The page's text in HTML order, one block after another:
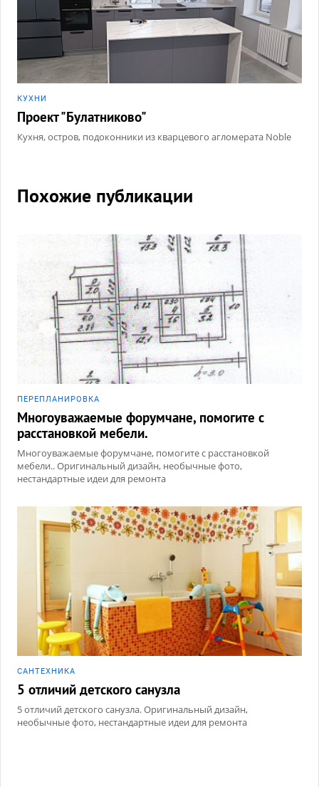
КУХНИ
Проект "Булатниково"
Кухня, остров, подоконники из кварцевого агломерата Noble
Похожие публикации
ПЕРЕПЛАНИРОВКА
Многоуважаемые форумчане, помогите с
расстановкой мебели.
Многоуважаемые форумчане, помогите с расстановкой
мебели.. Оригинальный дизайн, необычные фото,
нестандартные идеи для ремонта
САНТЕХНИКА
5 отличий детского санузла
5 отличий детского санузла. Оригинальный дизайн,
необычные фото, нестандартные идеи для ремонта